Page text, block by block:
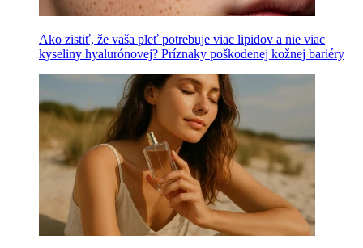
Ako zistiť, že vaša pleť potrebuje viac lipidov a nie viac
kyseliny hyalurónovej? Príznaky poškodenej kožnej bariéry